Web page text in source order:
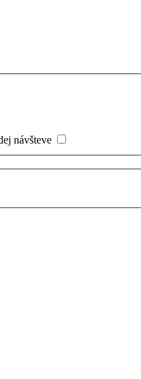
návšteve